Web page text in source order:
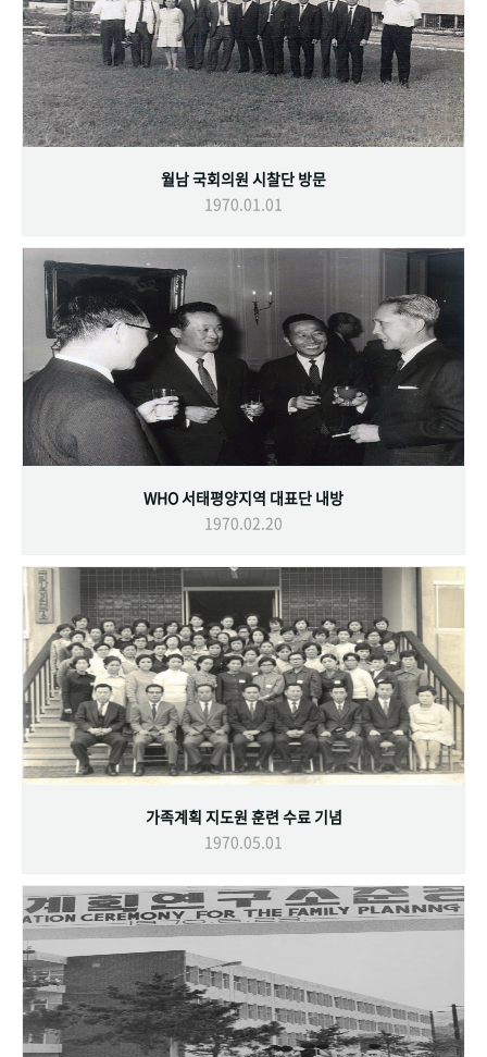
월남 국회의원 시찰단 방문
1970.01.01
WHO 서태평양지역 대표단 내방
1970.02.20
가족계획 지도원 훈련 수료 기념
1970.05.01